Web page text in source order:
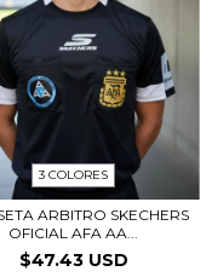
3 COLORES
ARBITRO SKECHERS
OFICIAL AFA AA...
$47.43 USD